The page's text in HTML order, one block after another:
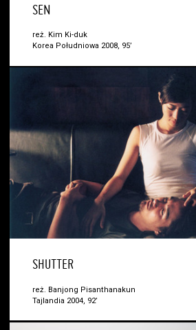
SEN
reż. Kim Ki-duk
Korea Południowa 2008, 95’
SHUTTER
reż. Banjong Pisanthanakun
Tajlandia 2004, 92’